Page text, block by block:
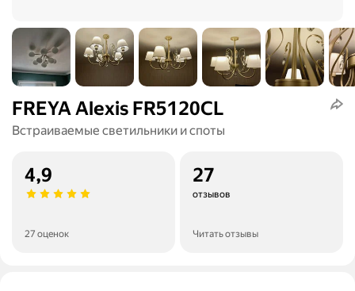
FREYA Alexis FR5120CL
Встраиваемые светильники и споты
4,9
27 оценок
27
отзывов
Читать отзывы